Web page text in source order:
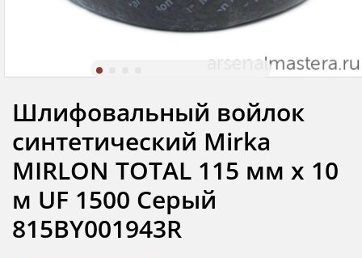
Шлифовальный войлок
синтетический Mirka
MIRLON TOTAL 115 мм x 10
м UF 1500 Серый
815BY001943R